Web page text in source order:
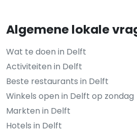
Algemene lokale
Wat te doen in Delft
Activiteiten in Delft
Beste restaurants in Delft
Winkels open in Delft op zondag
Markten in Delft
Hotels in Delft